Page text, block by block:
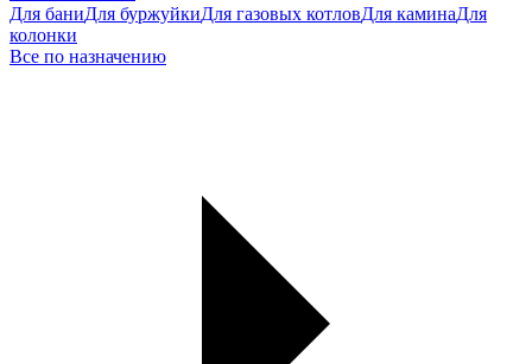
Для баниДля буржуйкиДля газовых котловДля каминаДля
колонки
Все по назначению